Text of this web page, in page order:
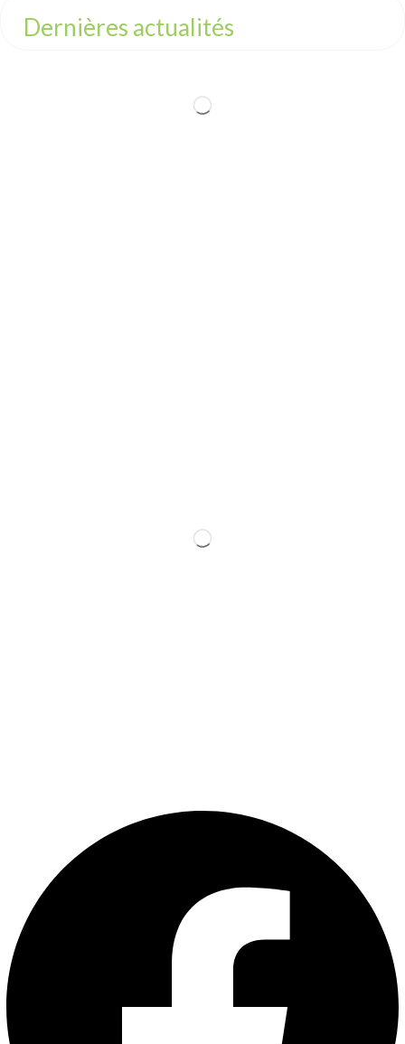
Dernières actualités